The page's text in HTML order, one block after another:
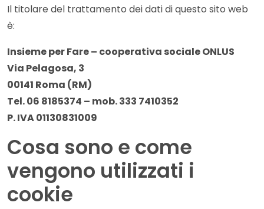
DOCENTI
IPF CARD
LAVORA CON NOI
CONTATTI
IPF STORE
Il titolare del trattamento dei dati di questo sito web
è:
Insieme per Fare – cooperativa sociale ONLUS
Via Pelagosa, 3
00141 Roma (RM)
Tel. 06 8185374 – mob. 333 7410352
P. IVA 01130831009
Cosa sono e come
vengono utilizzati i
cookie